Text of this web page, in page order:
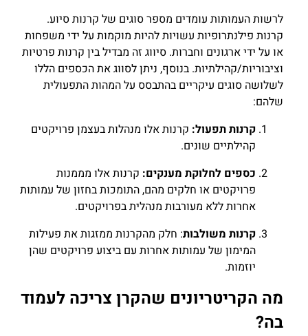
לרשות העמותות עומדים מספר סוגים של קרנות סיוע.
קרנות פילנתרופיות עשויות להיות מוקמות על ידי משפחות
או על ידי ארגונים וחברות. סיווג זה מבדיל בין קרנות פרטיות
וציבוריות/קהילתיות. בנוסף, ניתן לסווג את הכספים הללו
לשלושה סוגים עיקריים בהתבסס על המהות התפעולית
שלהם:
קרנות תפעול: קרנות אלו מנהלות בעצמן פרויקטים
קהילתיים שונים.
כספים לחלוקת מענקים: קרנות אלו מממנות
פרויקטים או חלקים מהם, התומכות בחזון של עמותות
אחרות ללא מעורבות מנהלית בפרויקטים.
קרנות משולבות: חלק מהקרנות ממזגות את פעילות
המימון של עמותות אחרות עם ביצוע פרויקטים שהן
יוזמות.
מה הקריטריונים שהקרן צריכה לעמוד
בה?